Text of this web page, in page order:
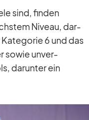
sind, fin­den
Ni­veau, dar­
6 und das
so­wie un­ver­
dar­un­ter ein